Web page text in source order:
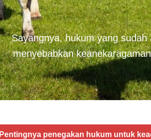
Sayangnya, hukum yang
menyebabkan
Pentingnya penegakan hukum untuk